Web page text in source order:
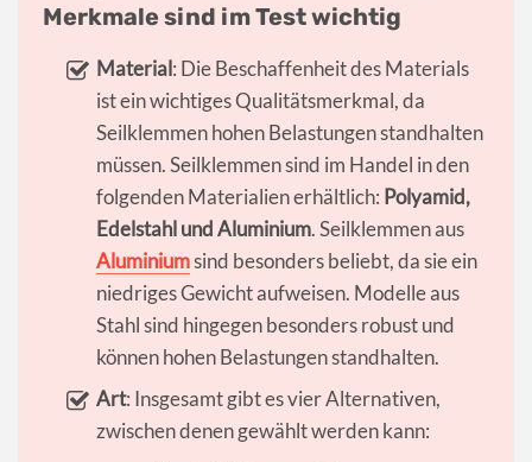
Merkmale sind im Test wichtig
Material: Die Beschaffenheit des Materials
ist ein wichtiges Qualitätsmerkmal, da
Seilklemmen hohen Belastungen standhalten
müssen. Seilklemmen sind im Handel in den
folgenden Materialien erhältlich: Polyamid,
Edelstahl und Aluminium. Seilklemmen aus
Aluminiumsind besonders beliebt, da sie ein
niedriges Gewicht aufweisen. Modelle aus
Stahl sind hingegen besonders robust und
können hohen Belastungen standhalten.
Art: Insgesamt gibt es vier Alternativen,
zwischen denen gewählt werden kann: